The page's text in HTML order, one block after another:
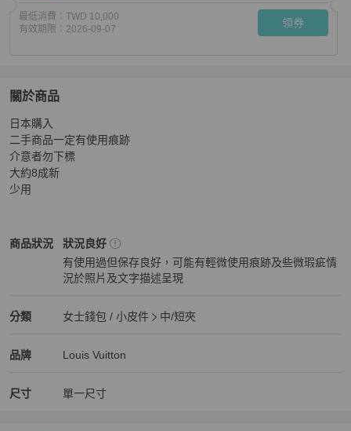
最低消費： TWD 10,000
有效期限： 2026-09-07 領券
關於商品
關於LV 女用皮夾 M62932 ZOE 經典花紋三折零錢小短夾(紫
日本購入
二手商品一定有使用痕跡
介意者勿下標
大約8成新
少用
商品狀況
Louis Vuitton女士錢包 / 小皮件
狀況良好
有使用過但保存良好，可能有輕微使用痕跡及些微瑕疵情
況於照片及文字描述呈現
分類
Louis Vuitton女士錢包 / 小皮件 分類資訊
女士錢包 / 小皮件
中/短夾
品牌
Louis Vuitton精品女士錢包 / 小皮件
Louis Vuitton
Louis Vuitton推薦清單
尺寸 單一尺寸